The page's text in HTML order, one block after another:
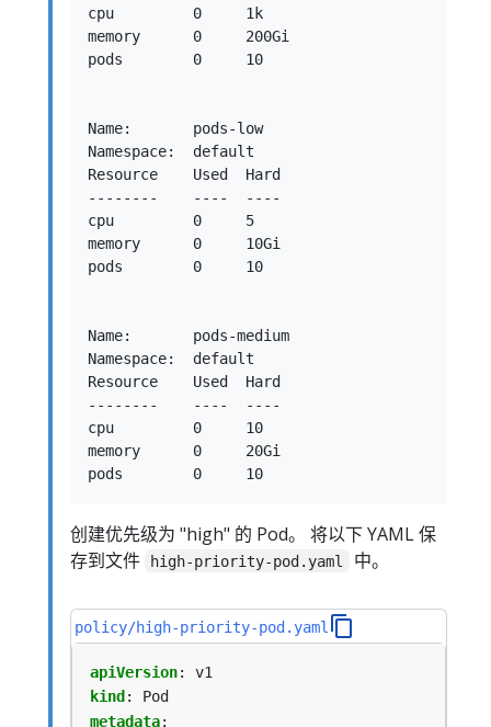
cpu         0     1k
memory      0     200Gi
pods        0     10
Name:       pods-low
Namespace:  default
Resource    Used  Hard
--------    ----  ----
cpu         0     5
memory      0     10Gi
pods        0     10
Name:       pods-medium
Namespace:  default
Resource    Used  Hard
--------    ----  ----
cpu         0     10
memory      0     20Gi
创建优先级为 "high" 的 Pod。 将以下 YAML 保
存到文件
high-priority-pod.yaml 中。
policy/high-priority-pod.yaml
apiVersion:
v1
kind :
Pod
metadata: